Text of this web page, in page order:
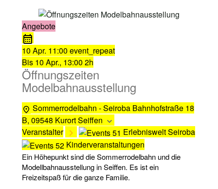
Angebote
10 Apr. 11:00 event_repeat
Bis 10 Apr., 13:00 2h
Öffnungszeiten
Modelbahnausstellung
Sommerrodelbahn - Seiroba Bahnhofstraße 18
B, 09548 Kurort Seiffen
Veranstalter
Erlebniswelt Seiroba
Kinderveranstaltungen
Ein Höhepunkt sind die Sommerrodelbahn und die
Modellbahnausstellung in Seiffen. Es ist ein
Freizeitspaß für die ganze Familie.